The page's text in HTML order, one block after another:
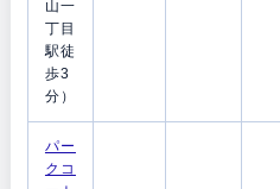
山一
丁目
駅徒
歩3
分）
パー
クコ